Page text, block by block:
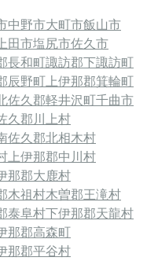
中野市大町市飯山市
田市塩尻市佐久市
長和町諏訪郡下諏訪町
辰野町上伊那郡箕輪町
佐久郡軽井沢町千曲市
久郡川上村
佐久郡北相木村
上伊那郡中川村
那郡大鹿村
木祖村木曽郡王滝村
泰阜村下伊那郡天龍村
那郡高森町
那郡平谷村